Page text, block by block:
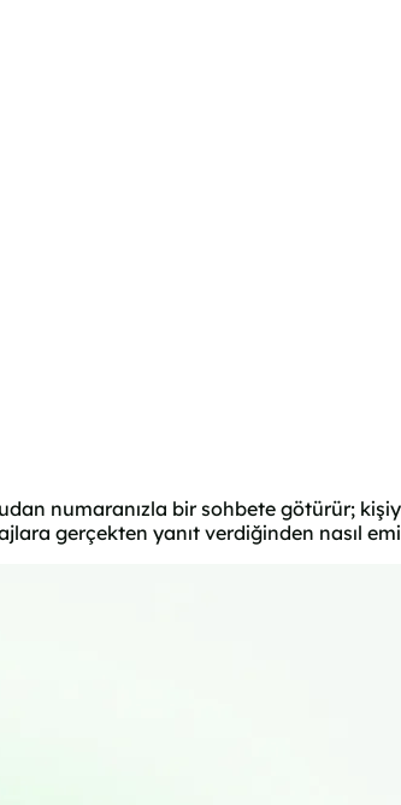
numaranızla bir sohbete götürür;
gerçekten yanıt verdiğinden nasıl